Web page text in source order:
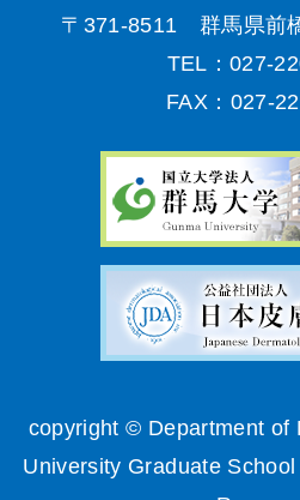
〒371-8511 群馬県前
TEL：027-
FAX：027-
copyright © Department of
University Graduate